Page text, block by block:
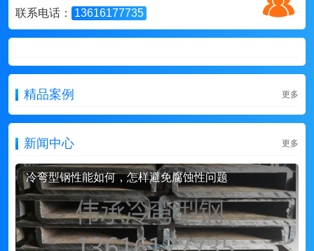
联系电话：
13616177735
精品案例 更多
新闻中心 更多
冷弯型钢性能如何，怎样避免腐蚀性问题